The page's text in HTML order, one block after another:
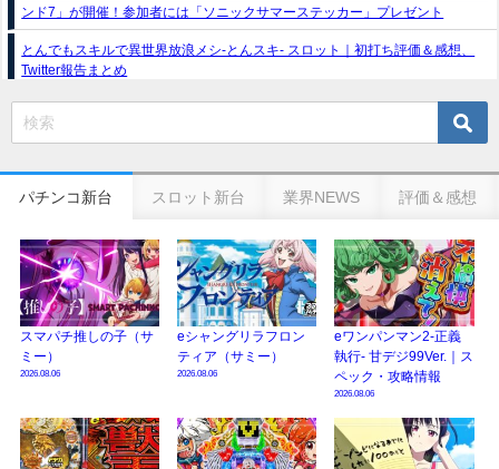
ンド7」が開催！参加者には「ソニックサマーステッカー」プレゼント
とんでもスキルで異世界放浪メシ-とんスキ- スロット｜初打ち評価＆感想、
Twitter報告まとめ
e獣王-獅子の一撃-｜スペック・攻略情報
乗せループ「（超）BEAST ATTACK」を狙え！
eSAOアリシゼーション夜空『ファン試打会』感想＆画像報告まとめ｜金木犀
の幸せ空間、好感触のフェアスタート、原作愛溢れる演出に感動 etc…
日遊協、ファン調査2025を発表｜使用金額中央値「1万円-3万円/1回」「遊技
歴20年以上が50％以上」等々…
【2025年】エイプリルフール話題（ネタ）まとめ｜ぱちんこパチスロ関連【4
月1日】
パチンコ新台 スロット新台 業界NEWS 評価＆感想
スマパチ推しの子（サ
ミー）
2026.08.06
eシャングリラフロン
ティア（サミー）
2026.08.06
eワンパンマン2-正義
執行- 甘デジ99Ver.｜ス
ペック・攻略情報
2026.08.06